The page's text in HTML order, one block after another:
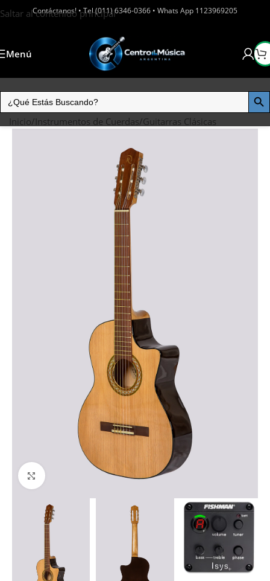
Saltar al contenido principal
Contáctanos! • Tel (011) 6346-0366 • Whats App 1123969205
Menú
Inicio/Instrumentos de Cuerdas/Guitarras Clásicas
Haga clic para ampliar